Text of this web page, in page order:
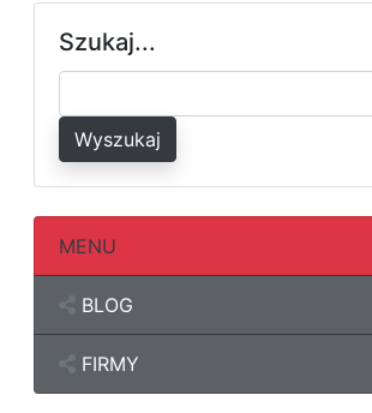
Szukaj...
Wyszukaj
MENU
BLOG
FIRMY